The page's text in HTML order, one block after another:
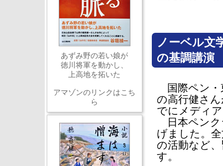
ノーベル文
の基調講演
国際ペン・
の高行健さ
でにメディ
日本ペンク
げました。
の活動など
す。
あずみ野の若い娘が
徳川将軍を動かし、
上高地を拓いた
アマゾンのリンクはこち
ら